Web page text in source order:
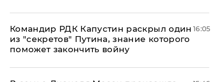
Командир РДК Капустин раскрыл один
из "секретов" Путина, знание которого
поможет закончить войну
16:05